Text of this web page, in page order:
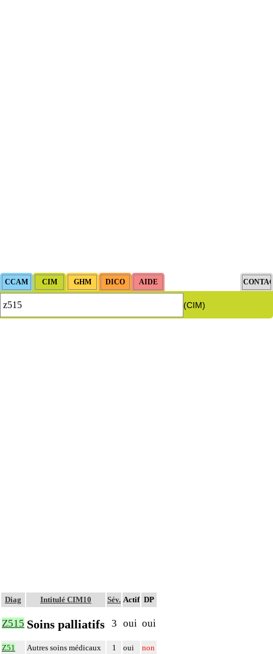
(CIM)
Diag Intitulé CIM10 Sév. Actif DP
Z515 Soins palliatifs 3 oui oui
Z51 Autres soins médicaux 1 oui non